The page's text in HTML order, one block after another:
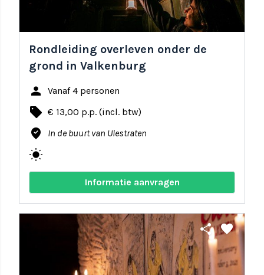
Rondleiding overleven onder de
grond in Valkenburg
person Vanaf 4 personen
local_offer € 13,00 p.p. (incl. btw)
where_to_vote In de buurt van Ulestraten
wb_sunny
Informatie aanvragen
share favorite